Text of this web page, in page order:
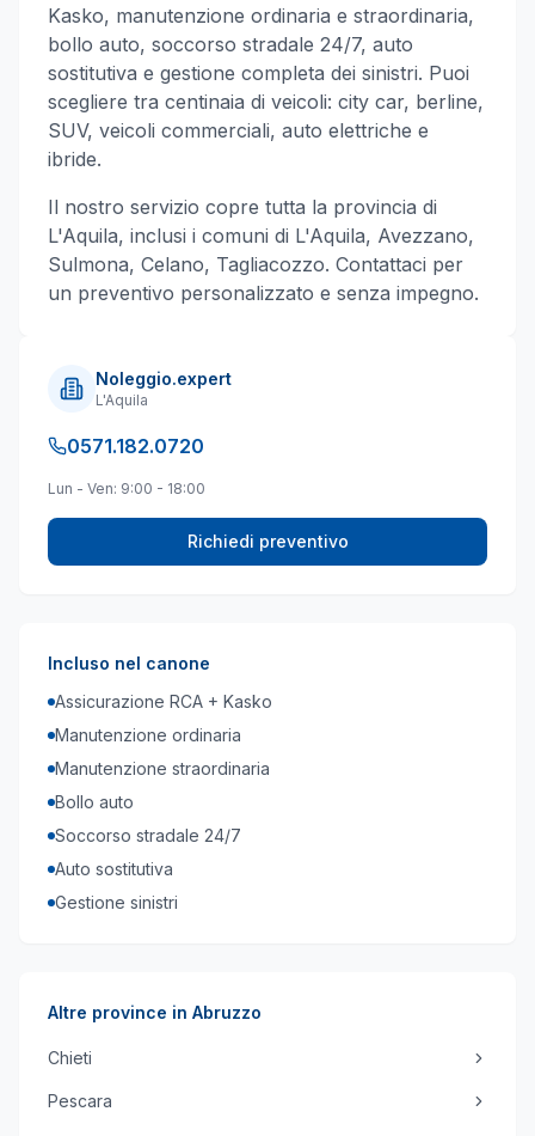
Kasko, manutenzione ordinaria e straordinaria,
bollo auto, soccorso stradale 24/7, auto
sostitutiva e gestione completa dei sinistri. Puoi
scegliere tra centinaia di veicoli: city car, berline,
SUV, veicoli commerciali, auto elettriche e
ibride.
Il nostro servizio copre tutta la provincia di
L'Aquila, inclusi i comuni di L'Aquila, Avezzano,
Sulmona, Celano, Tagliacozzo. Contattaci per
un preventivo personalizzato e senza impegno.
Noleggio.expert
L'Aquila
0571.182.0720
Lun - Ven: 9:00 - 18:00
Richiedi preventivo
Incluso nel canone
Assicurazione RCA + Kasko
Manutenzione ordinaria
Manutenzione straordinaria
Bollo auto
Soccorso stradale 24/7
Auto sostitutiva
Gestione sinistri
Altre province in Abruzzo
Chieti
Pescara